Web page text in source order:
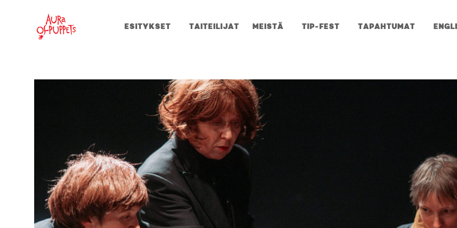
ESITYKSET TAITEILIJAT MEISTÄ TIP-FEST TAPAHTUMAT